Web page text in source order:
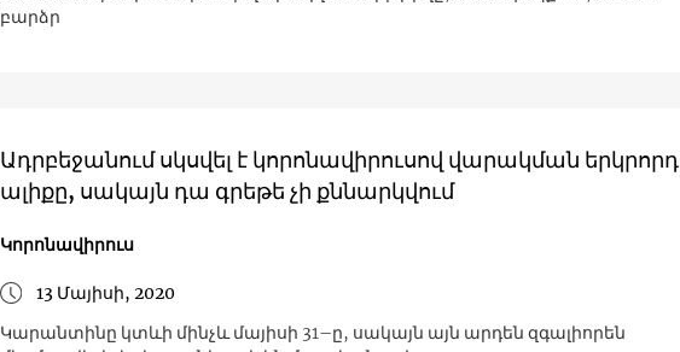
բարձր
Ադրբեջանում սկսվել է կորոնավիրուսով վարակման երկրորդ
ալիքը, սակայն դա գրեթե չի քննարկվում
Կորոնավիրուս
13 Մայիսի, 2020
Կարանտինը կտևի մինչև մայիսի 31–ը, սակայն այն արդեն զգալիորեն